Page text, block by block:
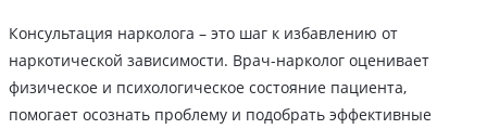
Консультация нарколога – это шаг к избавлению от
наркотической зависимости. Врач-нарколог оценивает
физическое и психологическое состояние пациента,
помогает осознать проблему и подобрать эффективные